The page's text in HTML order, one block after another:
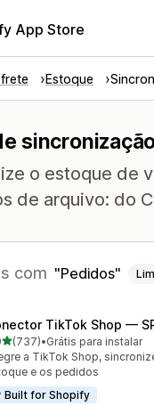
App Store
Estoque
o estoque de
de arquivo: do
com Pedidos
TikTok Shop —
de 5 estrelas
(737)
avaliações ao todo
•Grátis para instalar
a TikTok Shop,
e os pedidos
Built for Shopify